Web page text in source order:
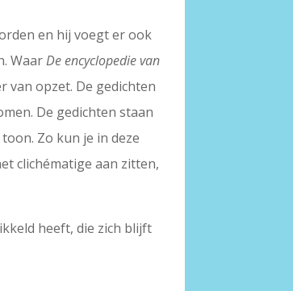
en hij voegt er ook
WaarDe encyclopedie van
van opzet. De gedichten
De gedichten staan
Zo kun je in deze
clichématige aan zitten,
heeft, die zich blijft